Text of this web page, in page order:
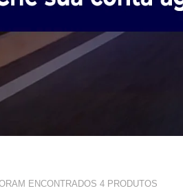
ENCONTRADOS 4PRODUTOS